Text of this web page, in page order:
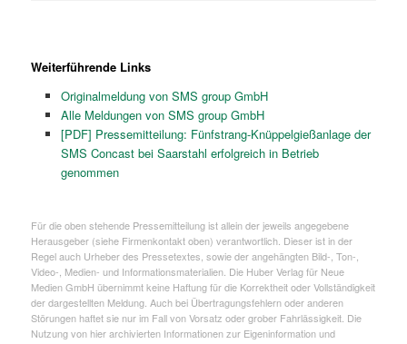
Weiterführende Links
Originalmeldung von SMS group GmbH
Alle Meldungen von SMS group GmbH
[PDF] Pressemitteilung: Fünfstrang-Knüppelgießanlage der
SMS Concast bei Saarstahl erfolgreich in Betrieb
genommen
Für die oben stehende Pressemitteilung ist allein der jeweils angegebene
Herausgeber (siehe Firmenkontakt oben) verantwortlich. Dieser ist in der
Regel auch Urheber des Pressetextes, sowie der angehängten Bild-, Ton-,
Video-, Medien- und Informationsmaterialien. Die Huber Verlag für Neue
Medien GmbH übernimmt keine Haftung für die Korrektheit oder Vollständigkeit
der dargestellten Meldung. Auch bei Übertragungsfehlern oder anderen
Störungen haftet sie nur im Fall von Vorsatz oder grober Fahrlässigkeit. Die
Nutzung von hier archivierten Informationen zur Eigeninformation und